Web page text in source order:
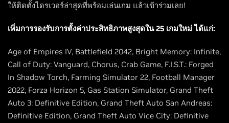
ให้ติดตั้งไดรเวอร์ล่าสุดที่พร้อมเล่นเกม แล้วเข้าร่วมเลย!
เพิ่มการรองรับการตั้งค่าประสิทธิภาพสูงสุดใน 25 เกมใหม่ ได้แก่:
Age of Empires IV, Battlefield 2042, Bright Memory: Infinite,
Call of Duty: Vanguard, Chorus, Crab Game, F.I.S.T.: Forged
In Shadow Torch, Farming Simulator 22, Football Manager
2022, Forza Horizon 5, Gas Station Simulator, Grand Theft
Auto 3: Definitive Edition, Grand Theft Auto San Andreas:
Definitive Edition, Grand Theft Auto Vice City: Definitive